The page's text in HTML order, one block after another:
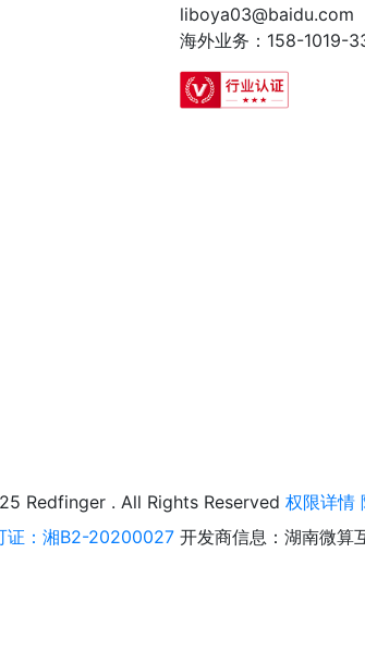
liboya03@baidu.com
海外业务：158-1019-
Redfinger . All Rights Reserved 权限详情
证：湘B2-20200027 开发商信息：湖南微算